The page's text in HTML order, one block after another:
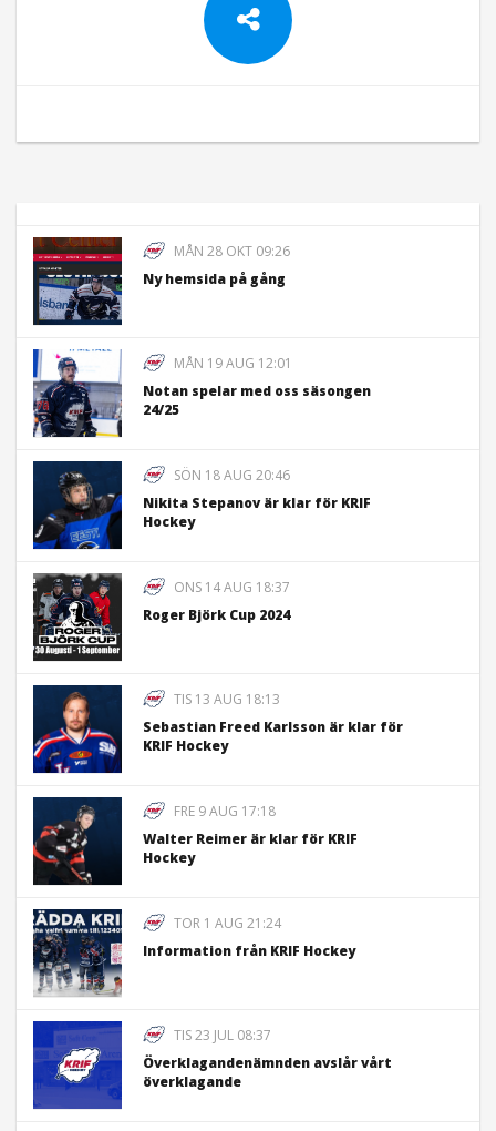
MÅN 28 OKT 09:26
Ny hemsida på gång
MÅN 19 AUG 12:01
Notan spelar med oss säsongen
24/25
SÖN 18 AUG 20:46
Nikita Stepanov är klar för KRIF
Hockey
ONS 14 AUG 18:37
Roger Björk Cup 2024
TIS 13 AUG 18:13
Sebastian Freed Karlsson är klar för
KRIF Hockey
FRE 9 AUG 17:18
Walter Reimer är klar för KRIF
Hockey
TOR 1 AUG 21:24
Information från KRIF Hockey
TIS 23 JUL 08:37
Överklagandenämnden avslår vårt
överklagande